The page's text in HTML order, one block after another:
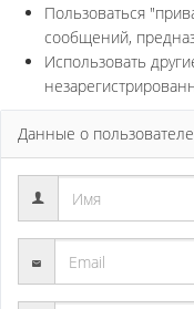
Пользоваться
сообщений,
Использовать
Данные о пользователе